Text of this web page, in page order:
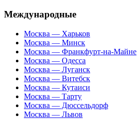
Международные
Москва — Харьков
Москва — Минск
Москва — Франкфурт-на-Майне
Москва — Одесса
Москва — Луганск
Москва — Витебск
Москва — Кутаиси
Москва — Тарту
Москва — Дюссельдорф
Москва — Львов